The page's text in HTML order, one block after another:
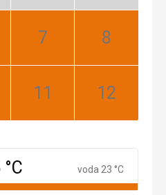
Júl:
August:
November:
December:
voda 23 °C